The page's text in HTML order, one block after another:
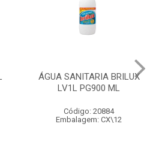
ÁGUA SANITARIA BRILUX
LV1L PG900 ML
Código: 20884
Embalagem: CX\12